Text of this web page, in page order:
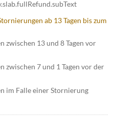
ab 13 Tagen bis zum
zwischen 13 und 8 Tagen vor
zwischen 7 und 1 Tagen vor der
im Falle einer Stornierung